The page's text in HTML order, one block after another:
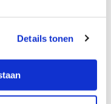
Details tonen